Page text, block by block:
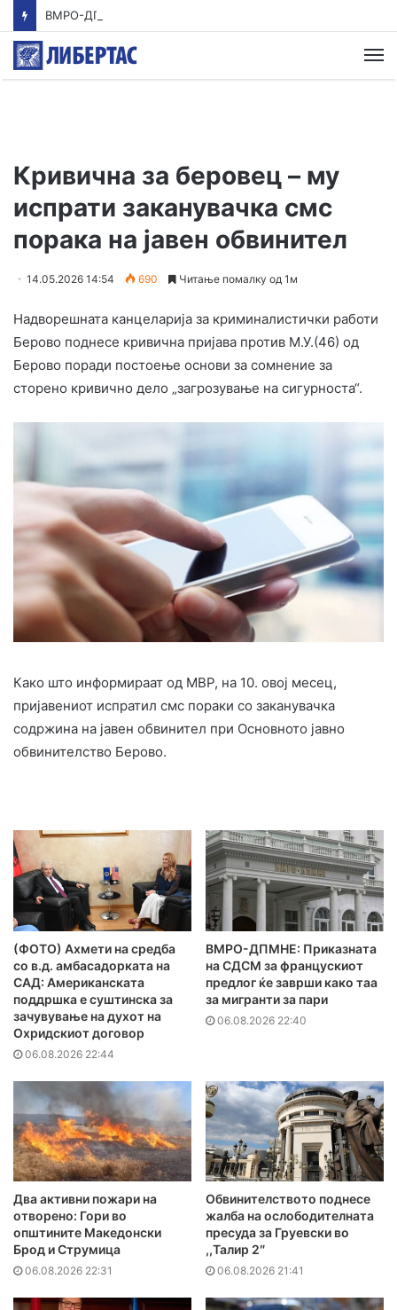
Кривична за беровец – му
испрати заканувачка смс
порака на јавен обвинител
14.05.2026 14:54 690 Читање помалку од 1м
Надворешната канцеларија за криминалистички работи
Берово поднесе кривична пријава против М.У.(46) од
Берово поради постоење основи за сомнение за
сторено кривично дело „загрозување на сигурноста“.
Како што информираат од МВР, на 10. овој месец,
пријавениот испратил смс пораки со заканувачка
содржина на јавен обвинител при Основното јавно
обвинителство Берово.
(ФОТО) Ахмети на средба
со в.д. амбасадорката на
САД: Американската
поддршка е суштинска за
зачувување на духот на
Охридскиот договор
06.08.2026 22:44
ВМРО-ДПМНЕ: Приказната
на СДСМ за францускиот
предлог ќе заврши како таа
за мигранти за пари
06.08.2026 22:40
Два активни пожари на
отворено: Гори во
општините Македонски
Брод и Струмица
06.08.2026 22:31
Обвинителството поднесе
жалба на ослободителната
пресуда за Груевски во
,,Талир 2″
06.08.2026 21:41